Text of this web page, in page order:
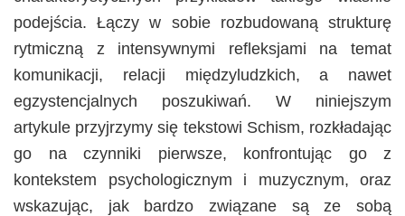
podejścia. Łączy w sobie rozbudowaną strukturę
rytmiczną z intensywnymi refleksjami na temat
komunikacji, relacji międzyludzkich, a nawet
egzystencjalnych poszukiwań. W niniejszym
artykule przyjrzymy się tekstowi Schism, rozkładając
go na czynniki pierwsze, konfrontując go z
kontekstem psychologicznym i muzycznym, oraz
wskazując, jak bardzo związane są ze sobą